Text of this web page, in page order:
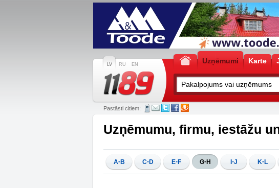
LV RU EN Uzņēmumi Karte
Pastāsti citiem:
Uzņēmumu, firmu, iestāžu
A-B C-D E-F G-H -J K-L